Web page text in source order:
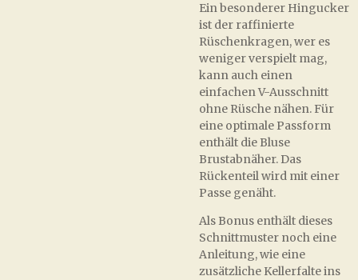
Ein besonderer Hingucker
ist der raffinierte
Rüschenkragen, wer es
weniger verspielt mag,
kann auch einen
einfachen V-Ausschnitt
ohne Rüsche nähen. Für
eine optimale Passform
enthält die Bluse
Brustabnäher. Das
Rückenteil wird mit einer
Passe genäht.
Als Bonus enthält dieses
Schnittmuster noch eine
Anleitung, wie eine
zusätzliche Kellerfalte ins